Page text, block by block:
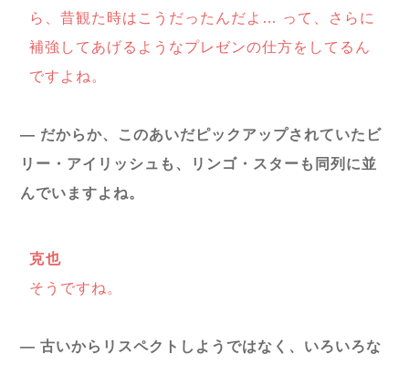
ら、昔観た時はこうだったんだよ… って、さらに
補強してあげるようなプレゼンの仕方をしてるん
ですよね。
― だからか、このあいだピックアップされていたビ
リー・アイリッシュも、リンゴ・スターも同列に並
んでいますよね。
克也
そうですね。
― 古いからリスペクトしようではなく、いろいろな